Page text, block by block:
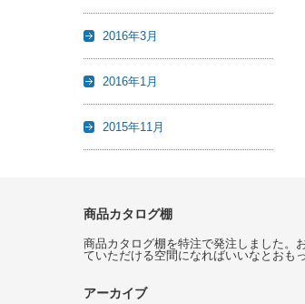
2016年3月
2016年1月
2015年11月
商品カタログ棚
商品カタログ棚を特注で発注しました。
ていただける空間になればいいなとおも
アーカイブ